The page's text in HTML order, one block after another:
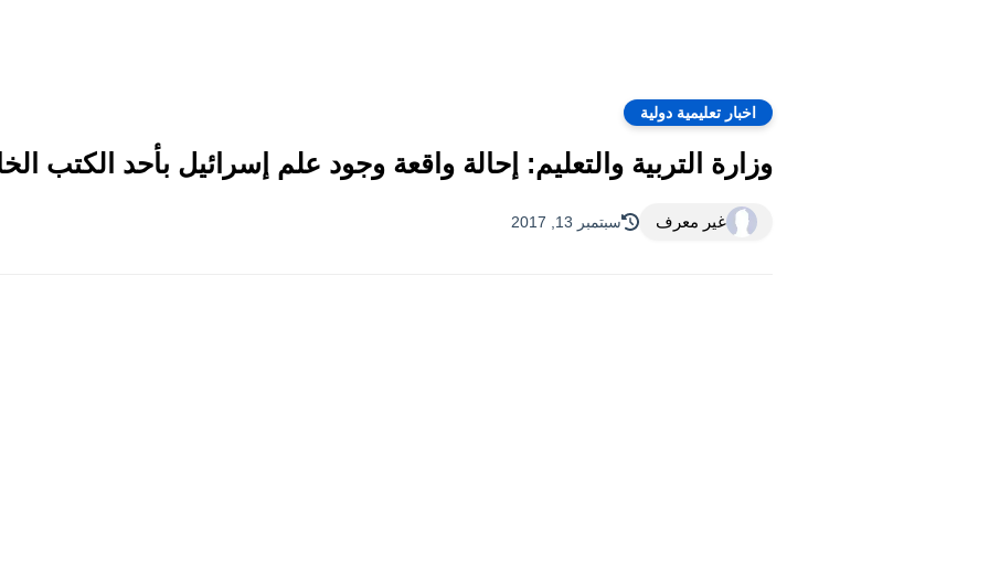
اخبار تعليمية دولية
وزارة التربية والتعليم: إحالة واقعة وجود علم إسرائيل بأحد الكتب
غير معرف سبتمبر 13, 2017